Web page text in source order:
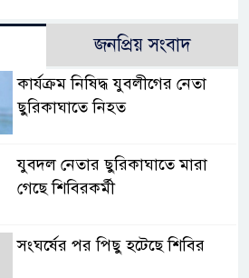
জনপ্রিয় সংবাদ
কার্যক্রম নিষিদ্ধ যুবলীগের নেতা
ছুরিকাঘাতে নিহত
যুবদল নেতার ছুরিকাঘাতে মারা
গেছে শিবিরকর্মী
সংঘর্ষের পর পিছু হটেছে শিবির